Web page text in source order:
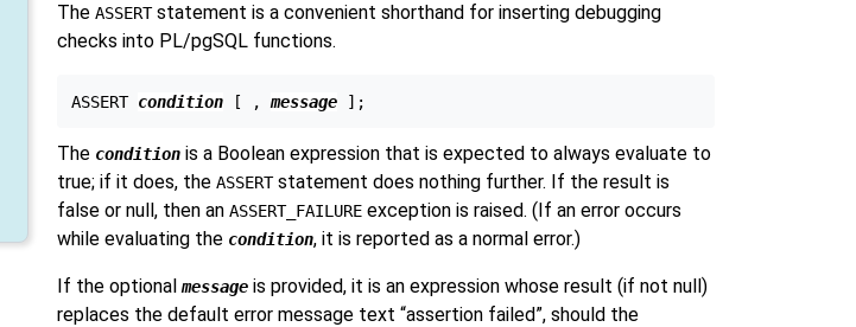
The ASSERTstatement is a convenient shorthand for inserting debugging
checks into PL/pgSQLfunctions.
ASSERT condition [ , message
The conditionis a Boolean expression that is expected to always evaluate to
true; if it does, the ASSERTstatement does nothing further. If the result is
false or null, then an ASSERT_FAILUREexception is raised. (If an error occurs
while evaluating the condition, it is reported as a normal error.)
If the optionalmessageis provided, it is an expression whose result (if not null)
replaces the default error message text “assertion failed”, should the